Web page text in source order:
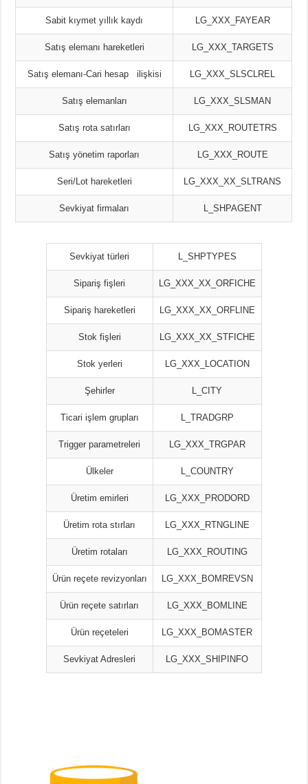
Sabit kıymet yıllık kaydı LG_XXX_FAYEAR
Satış elemanı hareketleri LG_XXX_TARGETS
Satış elemanı-Cari hesap ilişkisi LG_XXX_SLSCLREL
Satış elemanları LG_XXX_SLSMAN
Satış rota satırları LG_XXX_ROUTETRS
Satış yönetim raporları LG_XXX_ROUTE
Seri/Lot hareketleri LG_XXX_XX_SLTRANS
Sevkiyat firmaları L_SHPAGENT
Sevkiyat türleri L_SHPTYPES
Sipariş fişleri LG_XXX_XX_ORFICHE
Sipariş hareketleri LG_XXX_XX_ORFLINE
Stok fişleri LG_XXX_XX_STFICHE
Stok yerleri LG_XXX_LOCATION
Şehirler L_CITY
Ticari işlem grupları L_TRADGRP
Trigger parametreleri LG_XXX_TRGPAR
Ülkeler L_COUNTRY
Üretim emirleri LG_XXX_PRODORD
Üretim rota stırları LG_XXX_RTNGLINE
Üretim rotaları LG_XXX_ROUTING
Ürün reçete revizyonları LG_XXX_BOMREVSN
Ürün reçete satırları LG_XXX_BOMLINE
Ürün reçeteleri LG_XXX_BOMASTER
Sevkiyat Adresleri LG_XXX_SHIPINFO